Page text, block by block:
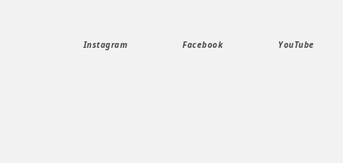
Instagram Facebook YouTube